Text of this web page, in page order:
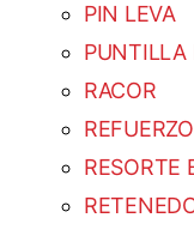
PIN LEVA
PUNTILLA
RACOR
RESORTE